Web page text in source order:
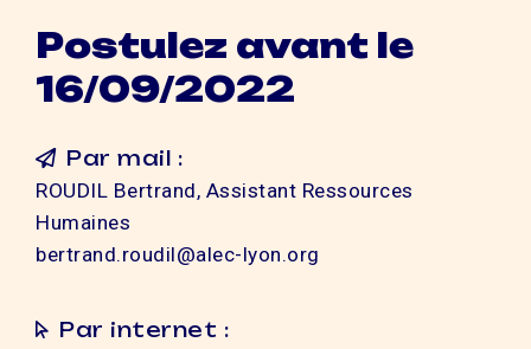
Postulez avant le
16/09/2022
Par mail :
ROUDIL Bertrand, Assistant Ressources
Humaines
bertrand.roudil@alec-lyon.org
Par internet :